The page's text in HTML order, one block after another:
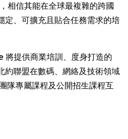
相信其能在全球最複雜的跨國
定、可擴充且貼合任務需求的培
提供商業培訓、度身打造的
約聯盟在數碼、網絡及技術領域
隊專屬課程及公開招生課程互